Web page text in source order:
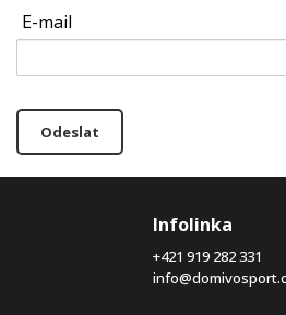
E-mail
Odeslat
Infolinka
+421 919 282 331